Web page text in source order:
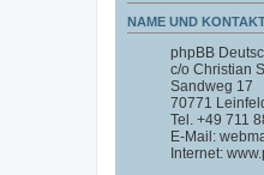
NAME UND
phpBB
c/o Christian
Sandweg 17
70771
Tel. +49 711
E-Mail:
Internet: